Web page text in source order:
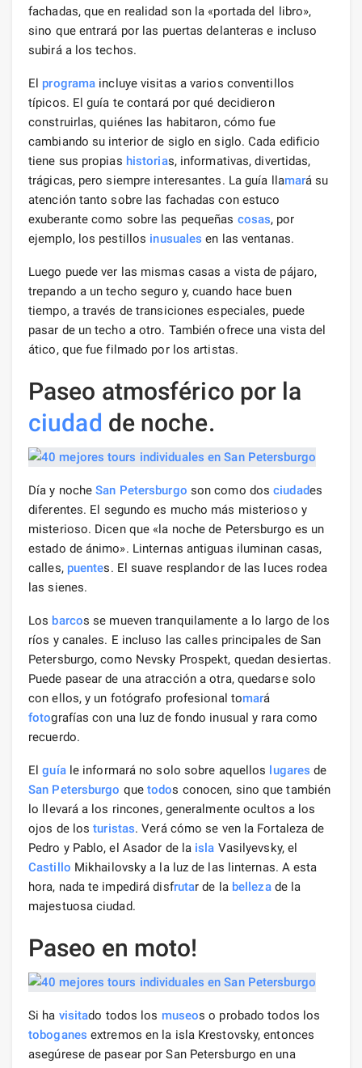
fachadas, que en realidad son la «portada del libro»,
sino que entrará por las puertas delanteras e incluso
subirá a los techos.
El programa incluye visitas a varios conventillos
típicos. El guía te contará por qué decidieron
construirlas, quiénes las habitaron, cómo fue
cambiando su interior de siglo en siglo. Cada edificio
tiene sus propias historias, informativas, divertidas,
trágicas, pero siempre interesantes. La guía llamará su
atención tanto sobre las fachadas con estuco
exuberante como sobre las pequeñas cosas, por
ejemplo, los pestillos inusuales en las ventanas.
Luego puede ver las mismas casas a vista de pájaro,
trepando a un techo seguro y, cuando hace buen
tiempo, a través de transiciones especiales, puede
pasar de un techo a otro. También ofrece una vista del
ático, que fue filmado por los artistas.
Paseo atmosférico por la
ciudad de noche.
Día y nocheSan Petersburgo son como dosciudades
diferentes. El segundo es mucho más misterioso y
misterioso. Dicen que «la noche de Petersburgo es un
estado de ánimo». Linternas antiguas iluminan casas,
calles, puentes. El suave resplandor de las luces rodea
las sienes.
Los barcos se mueven tranquilamente a lo largo de los
ríos y canales. E incluso las calles principales de San
Petersburgo, como Nevsky Prospekt, quedan desiertas.
Puede pasear de una atracción a otra, quedarse solo
con ellos, y un fotógrafo profesional tomará
fotografías con una luz de fondo inusual y rara como
recuerdo.
Elguíale informará no solo sobre aquellos lugares de
San Petersburgo que todos conocen, sino que también
lo llevará a los rincones, generalmente ocultos a los
ojos de losturistas. Verá cómo se ven la Fortaleza de
Pedro y Pablo, el Asador de la isla Vasilyevsky, el
Castillo Mikhailovsky a la luz de las linternas. A esta
hora, nada te impedirá disfrutar de la bellezade la
majestuosa ciudad.
Paseo en moto!
Si ha visitado todos los museos o probado todos los
toboganes extremos en la isla Krestovsky, entonces
asegúrese de pasear por San Petersburgo en una